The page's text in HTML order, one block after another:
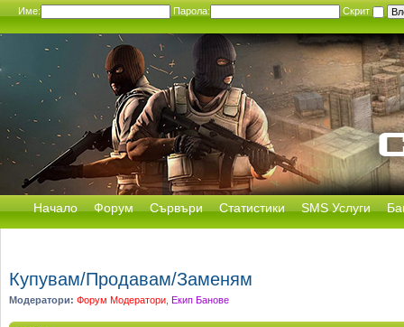
Име: Парола: Скрит
Начало Форум Сървъри Статистики SMS Услуги
Купувам/Продавам/Заменям
Модератори: Форум Модератори Екип Банове